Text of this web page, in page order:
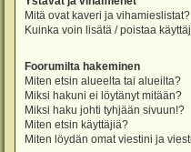
Mitä ovat kaveri ja vihamieslistat?
Kuinka voin lisätä / poistaa
Foorumilta hakeminen
Miten etsin alueelta tai alueilta?
Miksi hakuni ei löytänyt mitään?
Miksi haku johti tyhjään sivuun!?
Miten etsin käyttäjiä?
Miten löydän omat viestini ja